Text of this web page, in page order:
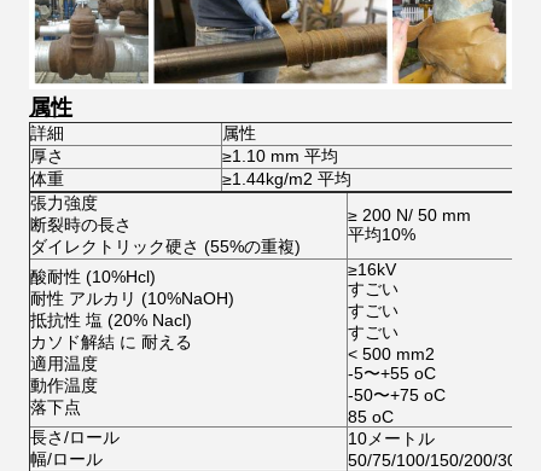
属性
詳細 属性
厚さ
≥1.10 mm 平均
体重
≥1.44kg/m2 平均
張力強度
断裂時の長さ
ダイレクトリック硬さ (55%の重複)
≥ 200 N/ 50 mm
平均10%
酸耐性 (10%Hcl)
耐性 アルカリ (10%NaOH)
抵抗性 塩 (20% Nacl)
カソド解結 に 耐える
適用温度
動作温度
落下点
≥16kV
すごい
すごい
すごい
< 500 mm2
-5〜+55 oC
-50〜+75 oC
85 oC
長さ/ロール
幅/ロール
10メートル
50/75/100/150/200/300